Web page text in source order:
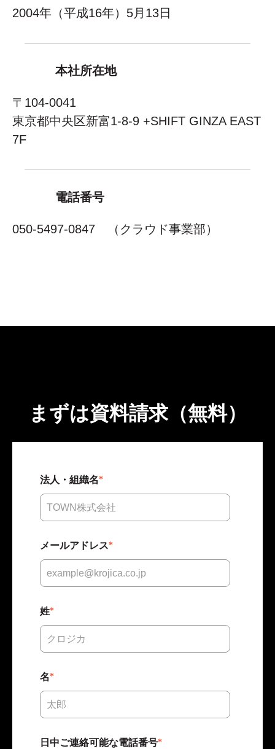
2004年（平成16年）5月13日
本社所在地
〒104-0041
東京都中央区新富1-8-9 +SHIFT GINZA EAST
7F
電話番号
050-5497-0847 （クラウド事業部）
まずは資料請求（無料）
法人・組織名*
メールアドレス*
姓*
名*
日中ご連絡可能な電話番号*